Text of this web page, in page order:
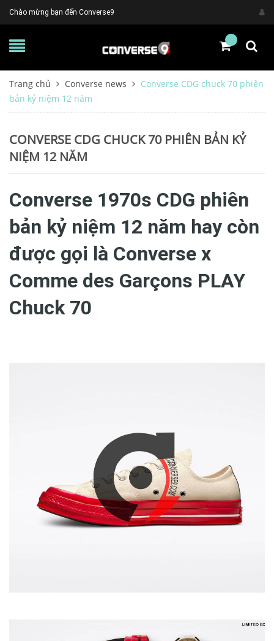
Chào mừng bạn đến Converse9
Trang chủ Converse news
Converse CDG chuck 70 phiên
bản kỷ niệm 12 năm
CONVERSE CDG CHUCK 70 PHIÊN BẢN KỶ
NIỆM 12 NĂM
Converse 1970s CDG phiên
bản kỷ niệm 12 năm hay còn
được gọi là Converse x
Comme des Garçons PLAY
Chuck 70